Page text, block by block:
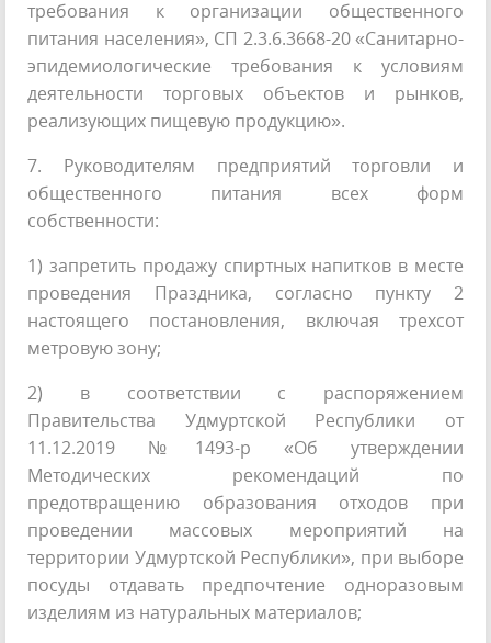
требования к организации общественного
питания населения», СП 2.3.6.3668-20 «Санитарно-
эпидемиологические требования к условиям
деятельности торговых объектов и рынков,
реализующих пищевую продукцию».
7. Руководителям предприятий торговли и
общественного питания всех форм
собственности:
1) запретить продажу спиртных напитков в месте
проведения Праздника, согласно пункту 2
настоящего постановления, включая трехсот
метровую зону;
2) в соответствии с распоряжением
Правительства Удмуртской Республики от
11.12.2019 №1493-р «Об утверждении
Методических рекомендаций по
предотвращению образования отходов при
проведении массовых мероприятий на
территории Удмуртской Республики», при выборе
посуды отдавать предпочтение одноразовым
изделиям из натуральных материалов;